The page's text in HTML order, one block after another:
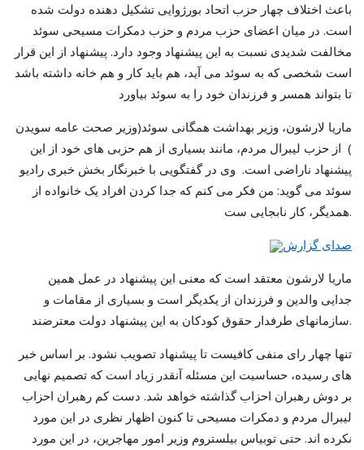
باعث اختلاف چهار حزب اتحاد بورژوایی تشکیل دهنده دولت شده
است. در میان اعضای حزب مردم و حزب دمکرات مسیحی سوئد
مخالفت شدیدی نسبت به این پیشنهاد وجود دارد. پیشنهاد از این قرار
است شخصی که به سوئد می آید، هم باید کار و هم خانه داشته باشد
تا بتواند همسر و فرزندان خود را به سوئد بیاورد
ماریا لارشون، وزیر بهداشت همگانی سوئد(وزير صحت عامه سويدن
) از حزب لیبرال مردم، مانند بسیاری از هم حزبی های خود از این
پیشنهاد ناراضی است. وی در گفتگویی با خبرنگار بخش خبری رادیو
سوئد می گوید: من فکر می کنم که جدا کردن افراد یک خانواده از
همدیگر، کار نابجایی ست.
صدای گزارش
جدایی والدین و فرزندان از یکدیگر است و بسیاری از مقامات و
سازمانهای طرفدار حقوق کودکان به این پیشنهاد دولت معترضند.
تنها چهار رای منفی کافیست تا پیشنهاد تصویب نشود. بر اساس خبر
های رسیده، حساسیت این مسئله آنقدر زیاد است که تصمیم نهایی
بر دوش رهبران احزاب گذاشته خواهد شد. دست کم رهبران احزاب
لیبرال مردم و دمکرات مسیحی تا کنون اظهار نظری در این مورد
نکرده اند. حتی توبیاس بیلستروم وزیر امور مهاجرین، در این مورد